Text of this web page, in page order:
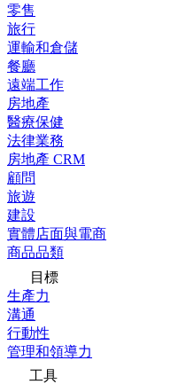
零售
旅行
運輸和倉儲
餐廳
遠端工作
房地產
醫療保健
法律業務
房地產 CRM
顧問
旅遊
建設
實體店面與電商
商品品類
目標
生產力
溝通
行動性
管理和領導力
工具